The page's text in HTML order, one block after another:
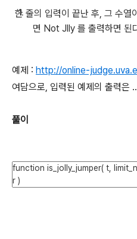
한 줄의 입력이 끝난 후, 그 수열
면 Not Jlly 를 출력하면 된
예제 : http://online-
여담으로, 입력된 예제의 출력은
풀이